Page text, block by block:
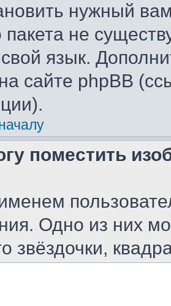
нужный
пакета не
язык.
сайте phpBB
поместить
Одно из них
звёздочки,